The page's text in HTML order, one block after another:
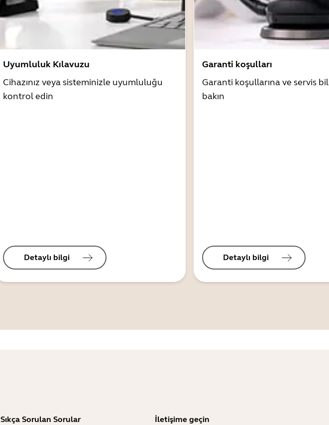
Uyumluluk Kılavuzu
Cihazınız veya sisteminizle uyumluluğu
kontrol edin
Detaylı bilgi
Garanti koşulları
Garanti koşullarına ve servis
bakın
Detaylı bilgi
Sıkça Sorulan Sorular İletişime geçin